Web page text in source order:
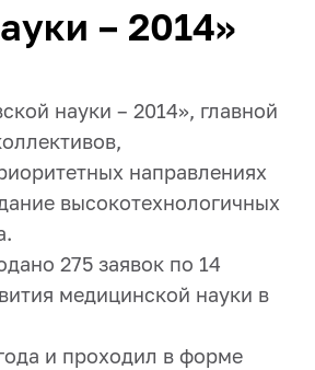
– 2014»
науки – 2014», главной
направлениях
высокотехнологичных
275 заявок по 14
медицинской науки в
и проходил в форме